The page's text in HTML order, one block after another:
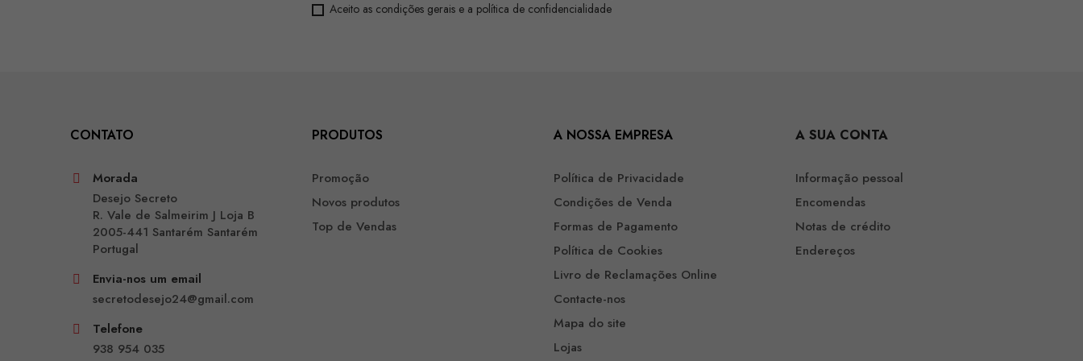
Aceito as condições gerais e a política de confidencialidade
CONTATO
Morada
Desejo Secreto
R. Vale de Salmeirim J Loja B
2005-441 Santarém Santarém
Portugal
Envia-nos um email
secretodesejo24@gmail.com
Telefone
938 954 035
PRODUTOS
Promoção
Novos produtos
Top de Vendas
A NOSSA EMPRESA
Política de Privacidade
Condições de Venda
Formas de Pagamento
Política de Cookies
Livro de Reclamações Online
Contacte-nos
Mapa do site
Lojas
A SUA CONTA
Informação pessoal
Encomendas
Notas de crédito
Endereços